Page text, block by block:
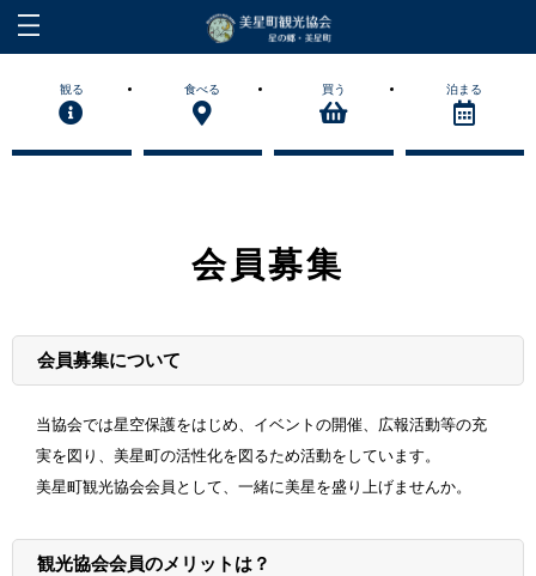
観る 食べる 買う 泊まる
会員募集
会員募集について
当協会では星空保護をはじめ、イベントの開催、広報活動等の充
実を図り、美星町の活性化を図るため活動をしています。
美星町観光協会会員として、一緒に美星を盛り上げませんか。
観光協会会員のメリットは？